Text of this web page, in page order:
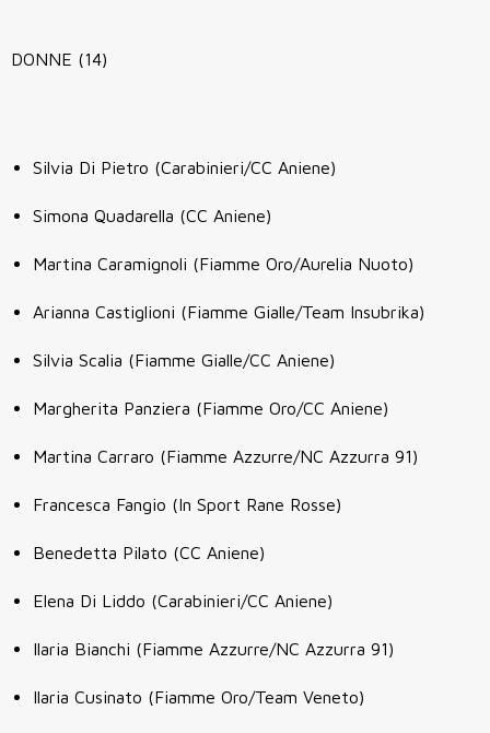
DONNE (14)
Silvia Di Pietro (Carabinieri/CC Aniene)
Simona Quadarella (CC Aniene)
Martina Caramignoli (Fiamme Oro/Aurelia Nuoto)
Arianna Castiglioni (Fiamme Gialle/Team Insubrika)
Silvia Scalia (Fiamme Gialle/CC Aniene)
Margherita Panziera (Fiamme Oro/CC Aniene)
Martina Carraro (Fiamme Azzurre/NC Azzurra 91)
Francesca Fangio (In Sport Rane Rosse)
Benedetta Pilato (CC Aniene)
Elena Di Liddo (Carabinieri/CC Aniene)
Ilaria Bianchi (Fiamme Azzurre/NC Azzurra 91)
Ilaria Cusinato (Fiamme Oro/Team Veneto)